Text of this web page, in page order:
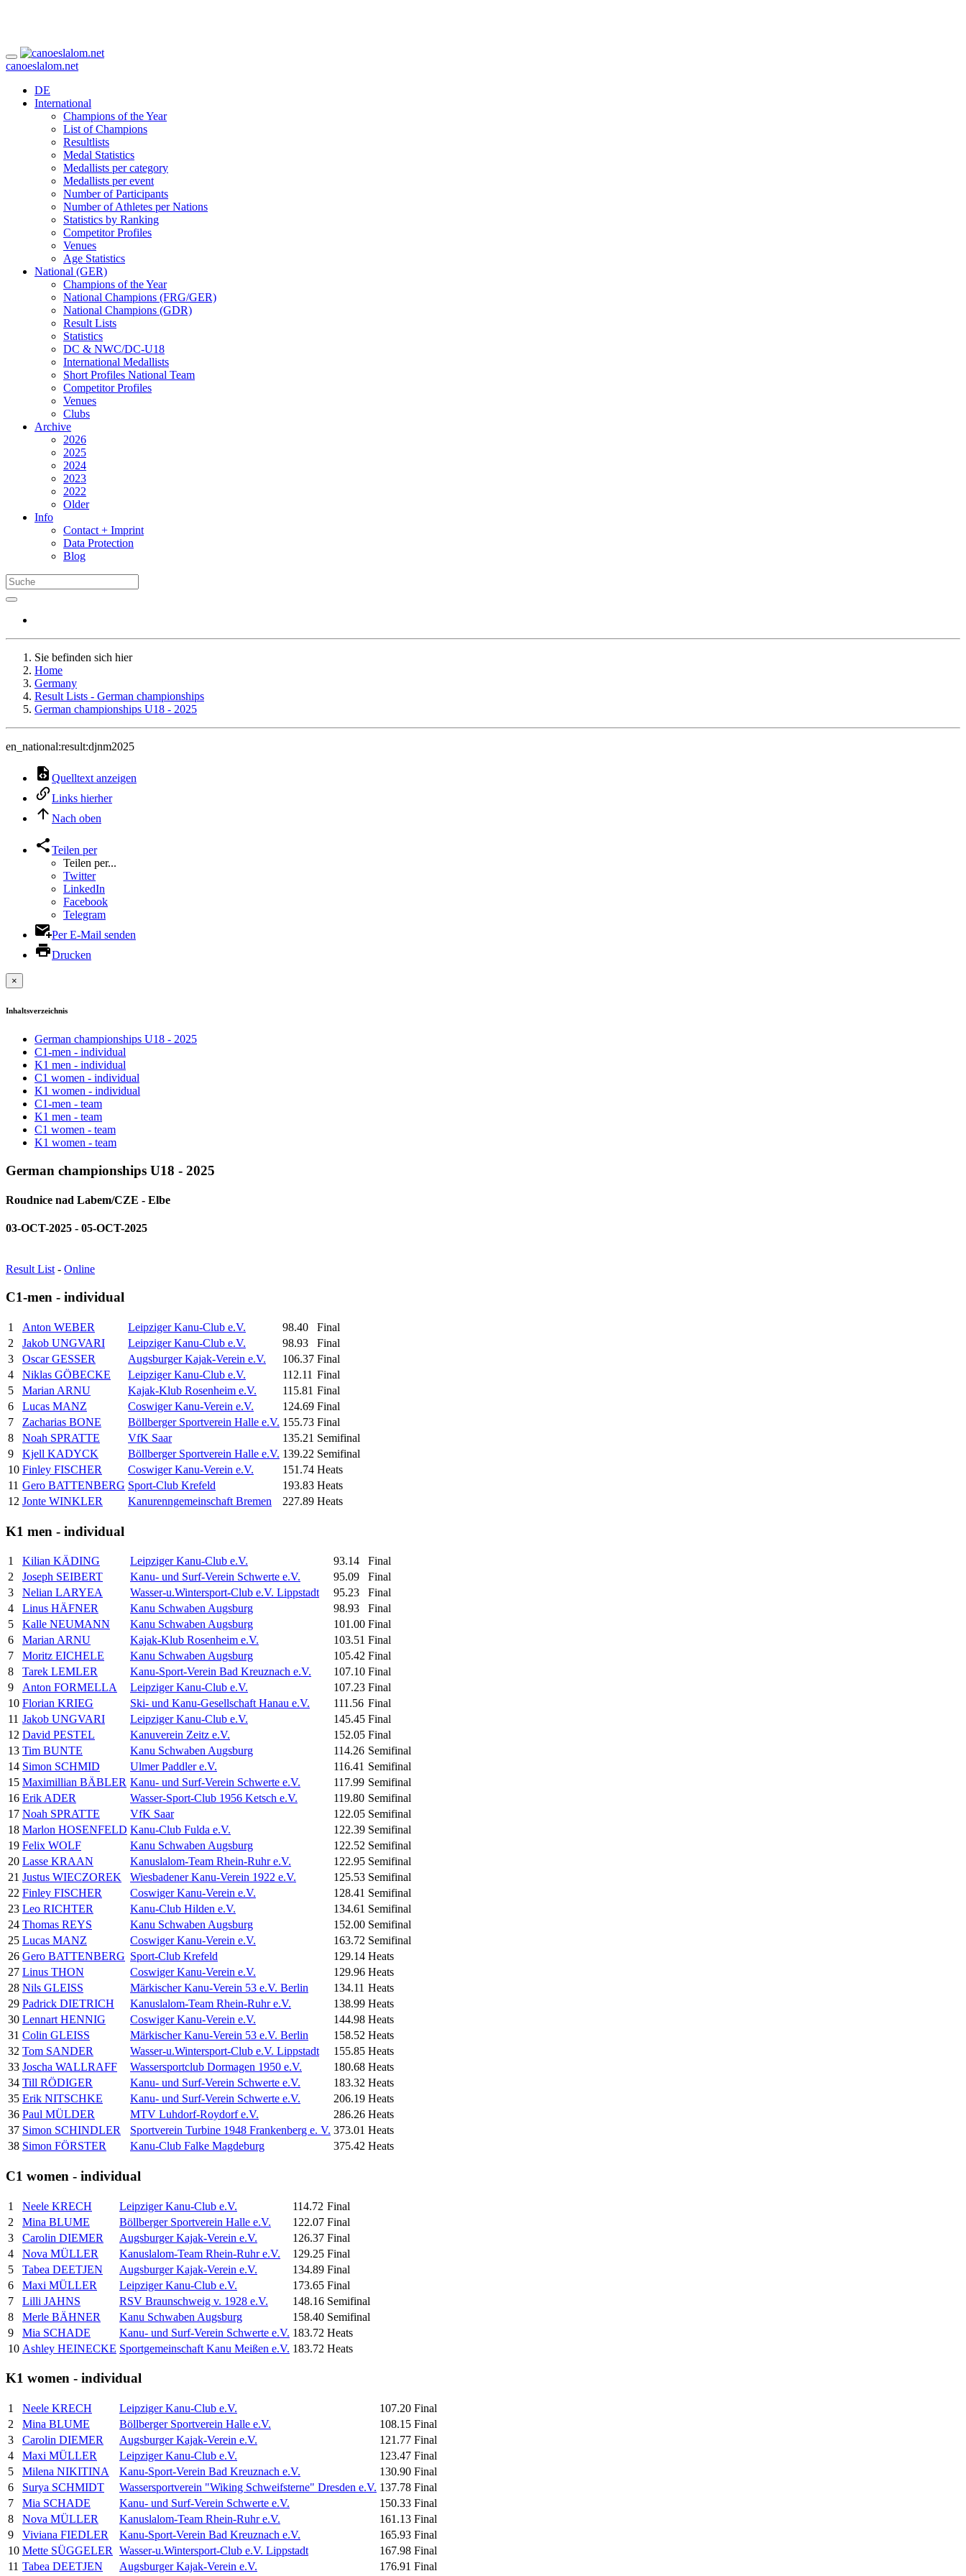
canoeslalom.net
DE
International
Champions of the Year
List of Champions
Resultlists
Medal Statistics
Medallists per category
Medallists per event
Number of Participants
Number of Athletes per Nations
Statistics by Ranking
Competitor Profiles
Venues
Age Statistics
National (GER)
Champions of the Year
National Champions (FRG/GER)
National Champions (GDR)
Result Lists
Statistics
DC & NWC/DC-U18
International Medallists
Short Profiles National Team
Competitor Profiles
Venues
Clubs
Archive
2026
2025
2024
2023
2022
Older
Info
Contact + Imprint
Data Protection
Blog
Sie befinden sich hier
Home
Germany
Result Lists - German championships
German championships U18 - 2025
en_national:result:djnm2025
Quelltext anzeigen
Links hierher
Nach oben
Teilen per
Teilen per...
Twitter
LinkedIn
Facebook
Telegram
Per E-Mail senden
Drucken
×
Inhaltsverzeichnis
German championships U18 - 2025
C1-men - individual
K1 men - individual
C1 women - individual
K1 women - individual
C1-men - team
K1 men - team
C1 women - team
K1 women - team
German championships U18 - 2025
Roudnice nad Labem/CZE - Elbe
03-OCT-2025 - 05-OCT-2025
Result List- Online
C1-men - individual
1 Anton WEBER Leipziger Kanu-Club e.V. 98.40
Final
2
Jakob UNGVARI Leipziger Kanu-Club e.V. 98.93
Final
3
Oscar GESSER Augsburger Kajak-Verein e.V. 106.37 Final
4
Niklas GÖBECKE Leipziger Kanu-Club e.V. 112.11 Final
5
Marian ARNU Kajak-Klub Rosenheim e.V. 115.81 Final
6
Lucas MANZ Coswiger Kanu-Verein e.V. 124.69 Final
7
Zacharias BONE Böllberger Sportverein Halle e.V. 155.73 Final
8
Noah SPRATTE VfK Saar 135.21 Semifinal
9
Kjell KADYCK Böllberger Sportverein Halle e.V. 139.22 Semifinal
10 Finley FISCHER Coswiger Kanu-Verein e.V. 151.74 Heats
11 Gero BATTENBERG Sport-Club Krefeld 193.83 Heats
12 Jonte WINKLER Kanurenngemeinschaft Bremen 227.89 Heats
K1 men - individual
1 Kilian KÄDING Leipziger Kanu-Club e.V. 93.14
Final
2
Joseph SEIBERT Kanu- und Surf-Verein Schwerte e.V. 95.09
Final
3
Nelian LARYEA Wasser-u.Wintersport-Club e.V. Lippstadt 95.23
Final
4
Linus HÄFNER Kanu Schwaben Augsburg 98.93
Final
5
Kalle NEUMANN Kanu Schwaben Augsburg 101.00 Final
6
Marian ARNU Kajak-Klub Rosenheim e.V. 103.51 Final
7
Moritz EICHELE Kanu Schwaben Augsburg 105.42 Final
8
Tarek LEMLER Kanu-Sport-Verein Bad Kreuznach e.V. 107.10 Final
9
Anton FORMELLA Leipziger Kanu-Club e.V. 107.23 Final
10 Florian KRIEG Ski- und Kanu-Gesellschaft Hanau e.V. 111.56 Final
11 Jakob UNGVARI Leipziger Kanu-Club e.V. 145.45 Final
12 David PESTEL Kanuverein Zeitz e.V. 152.05 Final
13 Tim BUNTE Kanu Schwaben Augsburg 114.26 Semifinal
14 Simon SCHMID Ulmer Paddler e.V. 116.41 Semifinal
15 Maximillian BÄBLER Kanu- und Surf-Verein Schwerte e.V. 117.99 Semifinal
16 Erik ADER Wasser-Sport-Club 1956 Ketsch e.V. 119.80 Semifinal
17 Noah SPRATTE VfK Saar 122.05 Semifinal
18 Marlon HOSENFELD Kanu-Club Fulda e.V. 122.39 Semifinal
19 Felix WOLF Kanu Schwaben Augsburg 122.52 Semifinal
20 Lasse KRAAN Kanuslalom-Team Rhein-Ruhr e.V. 122.95 Semifinal
21 Justus WIECZOREK Wiesbadener Kanu-Verein 1922 e.V. 125.53 Semifinal
22 Finley FISCHER Coswiger Kanu-Verein e.V. 128.41 Semifinal
23 Leo RICHTER Kanu-Club Hilden e.V. 134.61 Semifinal
24 Thomas REYS Kanu Schwaben Augsburg 152.00 Semifinal
25 Lucas MANZ Coswiger Kanu-Verein e.V. 163.72 Semifinal
26 Gero BATTENBERG Sport-Club Krefeld 129.14 Heats
27 Linus THON Coswiger Kanu-Verein e.V. 129.96 Heats
28 Nils GLEISS Märkischer Kanu-Verein 53 e.V. Berlin 134.11 Heats
29 Padrick DIETRICH Kanuslalom-Team Rhein-Ruhr e.V. 138.99 Heats
30 Lennart HENNIG Coswiger Kanu-Verein e.V. 144.98 Heats
31 Colin GLEISS Märkischer Kanu-Verein 53 e.V. Berlin 158.52 Heats
32 Tom SANDER Wasser-u.Wintersport-Club e.V. Lippstadt 155.85 Heats
33 Joscha WALLRAFF Wassersportclub Dormagen 1950 e.V. 180.68 Heats
34 Till RÖDIGER Kanu- und Surf-Verein Schwerte e.V. 183.32 Heats
35 Erik NITSCHKE Kanu- und Surf-Verein Schwerte e.V. 206.19 Heats
36 Paul MÜLDER MTV Luhdorf-Roydorf e.V. 286.26 Heats
37 Simon SCHINDLER Sportverein Turbine 1948 Frankenberg e. V. 373.01 Heats
38 Simon FÖRSTER Kanu-Club Falke Magdeburg 375.42 Heats
C1 women - individual
1 Neele KRECH Leipziger Kanu-Club e.V. 114.72 Final
2
Mina BLUME Böllberger Sportverein Halle e.V. 122.07 Final
3
Carolin DIEMER Augsburger Kajak-Verein e.V. 126.37 Final
4
Nova MÜLLER Kanuslalom-Team Rhein-Ruhr e.V. 129.25 Final
5
Tabea DEETJEN Augsburger Kajak-Verein e.V. 134.89 Final
6
Maxi MÜLLER Leipziger Kanu-Club e.V. 173.65 Final
7
Lilli JAHNS RSV Braunschweig v. 1928 e.V. 148.16 Semifinal
8
Merle BÄHNER Kanu Schwaben Augsburg 158.40 Semifinal
9
Mia SCHADE Kanu- und Surf-Verein Schwerte e.V. 183.72 Heats
10 Ashley HEINECKE Sportgemeinschaft Kanu Meißen e.V. 183.72 Heats
K1 women - individual
1 Neele KRECH Leipziger Kanu-Club e.V. 107.20 Final
2
Mina BLUME Böllberger Sportverein Halle e.V. 108.15 Final
3
Carolin DIEMER Augsburger Kajak-Verein e.V. 121.77 Final
4
Maxi MÜLLER Leipziger Kanu-Club e.V. 123.47 Final
5
Milena NIKITINA Kanu-Sport-Verein Bad Kreuznach e.V. 130.90 Final
6
Surya SCHMIDT Wassersportverein "Wiking Schweifsterne" Dresden e.V. 137.78 Final
7
Mia SCHADE Kanu- und Surf-Verein Schwerte e.V. 150.33 Final
8
Nova MÜLLER Kanuslalom-Team Rhein-Ruhr e.V. 161.13 Final
9
Viviana FIEDLER Kanu-Sport-Verein Bad Kreuznach e.V. 165.93 Final
10 Mette SÜGGELER Wasser-u.Wintersport-Club e.V. Lippstadt 167.98 Final
11 Tabea DEETJEN Augsburger Kajak-Verein e.V. 176.91 Final